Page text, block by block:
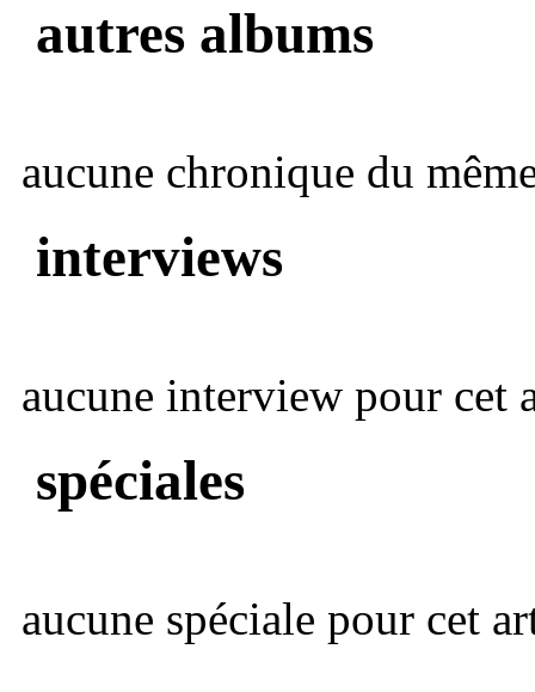
autres albums
aucune chronique du
interviews
aucune interview pour cet
spéciales
aucune spéciale pour cet